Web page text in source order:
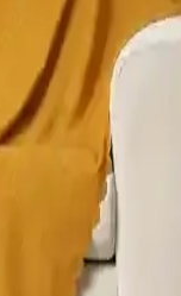
Antrasit
Yorumları
örtüsü, şık tasarımı ve
çekme
açısından kullanıcı
Faiend Koltuk
Malzeme, Uyum